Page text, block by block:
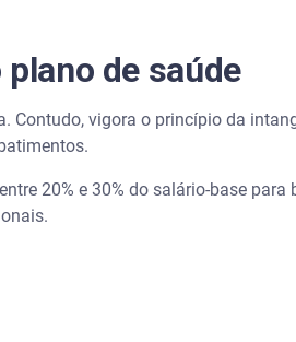
de saúde
Contudo, vigora o princípio da
20% e 30% do salário-base